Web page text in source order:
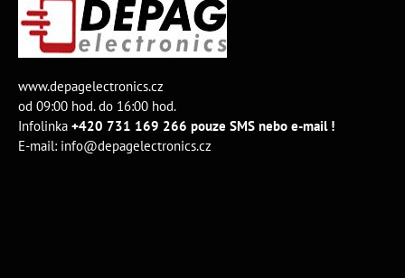
www.depagelectronics.cz
od 09:00 hod. do 16:00 hod.
Infolinka +420 731 169 266 pouze SMS nebo e-mail !
E-mail: info@depagelectronics.cz